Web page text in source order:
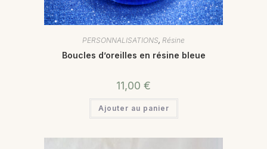
PERSONNALISATIONS, Résine
Boucles d’oreilles en résine bleue
11,00 €
Ajouter au panier